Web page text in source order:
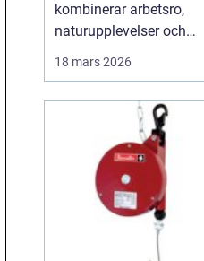
kombinerar arbetsro,
naturupplevelser och
Regionen erbjuder en
tydlig paus från
vardagens tempo, utan
att ge avkall p&ari...
18 mars 2026